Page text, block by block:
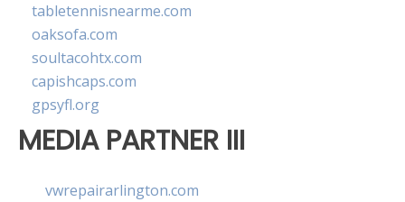
tabletennisnearme.com
oaksofa.com
soultacohtx.com
capishcaps.com
gpsyfl.org
MEDIA PARTNER III
vwrepairarlington.com